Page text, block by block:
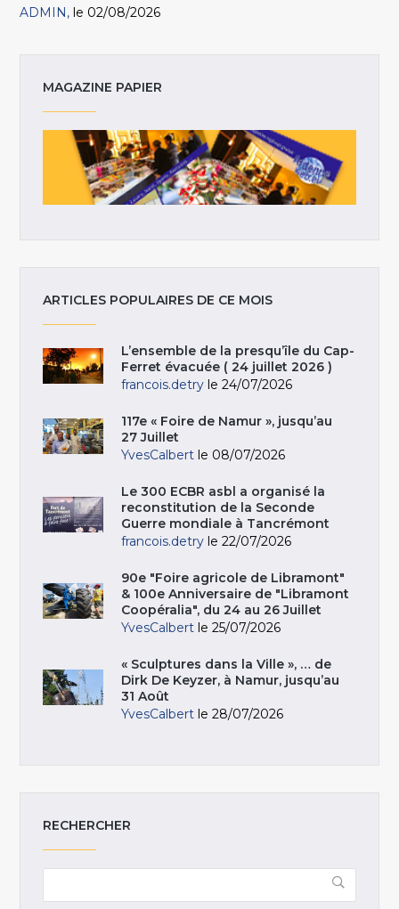
ADMIN le 02/08/2026
MAGAZINE PAPIER
ARTICLES POPULAIRES DE CE MOIS
L’ensemble de la presqu’île du Cap-
Ferret évacuée ( 24 juillet 2026 )
francois.detry le 24/07/2026
117e « Foire de Namur », jusqu’au
27 Juillet
YvesCalbert le 08/07/2026
Le 300 ECBR asbl a organisé la
reconstitution de la Seconde
Guerre mondiale à Tancrémont
francois.detry le 22/07/2026
90e "Foire agricole de Libramont"
& 100e Anniversaire de "Libramont
Coopéralia", du 24 au 26 Juillet
YvesCalbert le 25/07/2026
« Sculptures dans la Ville », … de
Dirk De Keyzer, à Namur, jusqu’au
31 Août
YvesCalbert le 28/07/2026
RECHERCHER